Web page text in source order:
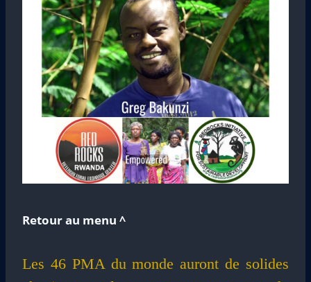
Retour au menu ^
Les 46 PMA du monde auront de solides